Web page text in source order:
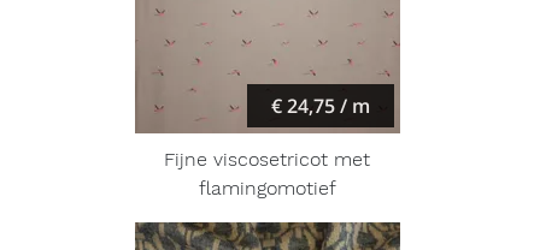
€ 24,75 / m
Fijne viscosetricot met
flamingomotief